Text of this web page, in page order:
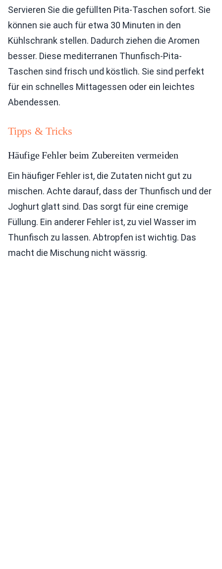
Servieren Sie die gefüllten Pita-Taschen sofort. Sie
können sie auch für etwa 30 Minuten in den
Kühlschrank stellen. Dadurch ziehen die Aromen
besser. Diese mediterranen Thunfisch-Pita-
Taschen sind frisch und köstlich. Sie sind perfekt
für ein schnelles Mittagessen oder ein leichtes
Abendessen.
Tipps & Tricks
Häufige Fehler beim Zubereiten vermeiden
Ein häufiger Fehler ist, die Zutaten nicht gut zu
mischen. Achte darauf, dass der Thunfisch und der
Joghurt glatt sind. Das sorgt für eine cremige
Füllung. Ein anderer Fehler ist, zu viel Wasser im
Thunfisch zu lassen. Abtropfen ist wichtig. Das
macht die Mischung nicht wässrig.